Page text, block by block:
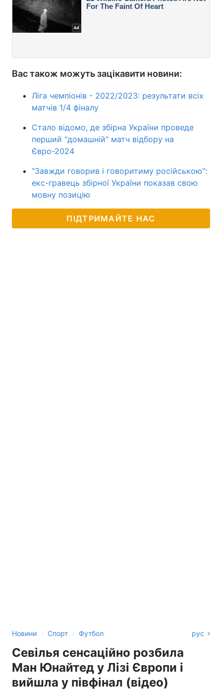
Вас також можуть зацікавити новини:
Ліга чемпіонів - 2022/2023: результати всіх
матчів 1/4 фіналу
Стало відомо, де збірна України проведе
перший "домашній" матч відбору на
Євро-2024
"Завжди говорив і говоритиму російською":
екс-гравець збірної України показав свою
мовну позицію
ПІДТРИМАЙТЕ НАС
Новини › Спорт › Футбол рус
Севілья сенсаційно розбила
Ман Юнайтед у Лізі Європи і
вийшла у півфінал (відео)